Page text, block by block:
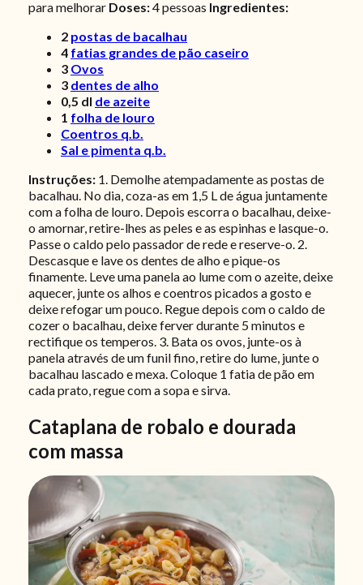
para melhorar Doses:4 pessoas Ingredientes:
2 postas de bacalhau
4 fatias grandes de pão caseiro
3 Ovos
3 dentes de alho
0,5 dl de azeite
1 folha de louro
Coentros q.b.
Sal e pimenta q.b.
Instruções: 1. Demolhe atempadamente as postas de
bacalhau. No dia, coza-as em 1,5 L de água juntamente
com a folha de louro. Depois escorra o bacalhau, deixe-
o amornar, retire-lhes as peles e as espinhas e lasque-o.
Passe o caldo pelo passador de rede e reserve-o. 2.
Descasque e lave os dentes de alho e pique-os
finamente. Leve uma panela ao lume com o azeite, deixe
aquecer, junte os alhos e coentros picados a gosto e
deixe refogar um pouco. Regue depois com o caldo de
cozer o bacalhau, deixe ferver durante 5 minutos e
rectifique os temperos. 3. Bata os ovos, junte-os à
panela através de um funil fino, retire do lume, junte o
bacalhau lascado e mexa. Coloque 1 fatia de pão em
cada prato, regue com a sopa e sirva.
Cataplana de robalo e dourada
com massa